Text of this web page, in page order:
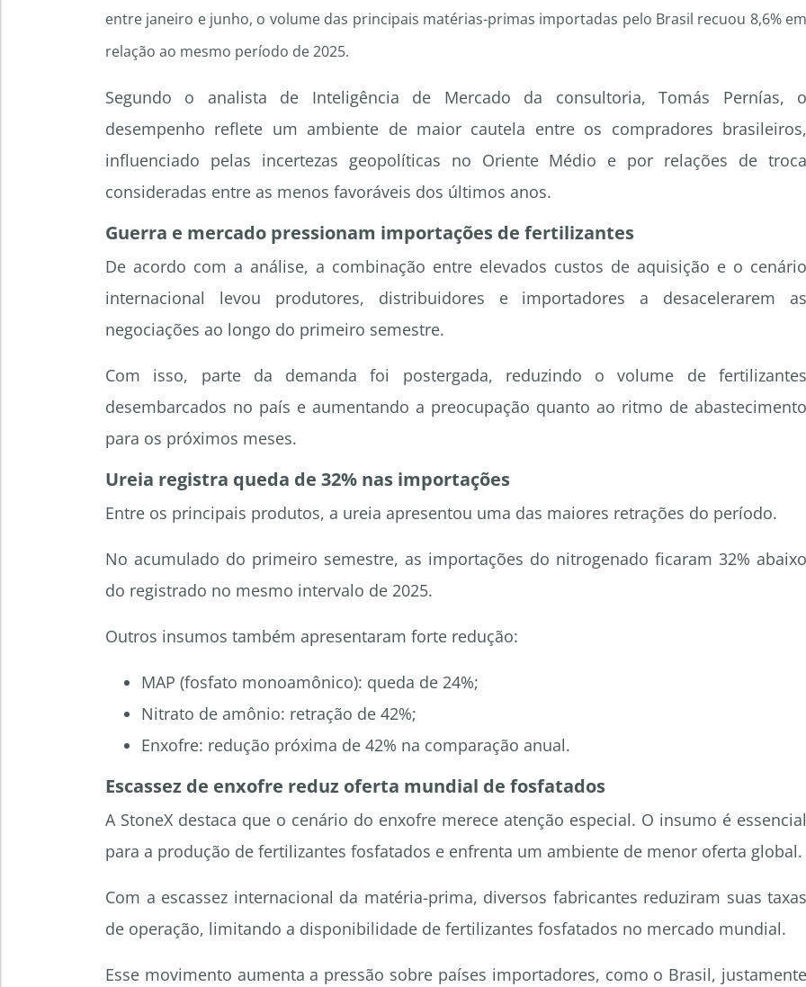
entre janeiro e junho, o volume das principais matérias-primas importadas pelo Brasil recuou 8,6% em
relação ao mesmo período de 2025.
Segundo o analista de Inteligência de Mercado da consultoria, Tomás Pernías, o
desempenho reflete um ambiente de maior cautela entre os compradores brasileiros,
influenciado pelas incertezas geopolíticas no Oriente Médio e por relações de troca
consideradas entre as menos favoráveis dos últimos anos.
Guerra e mercado pressionam importações de fertilizantes
De acordo com a análise, a combinação entre elevados custos de aquisição e o cenário
internacional levou produtores, distribuidores e importadores a desacelerarem as
negociações ao longo do primeiro semestre.
Com isso, parte da demanda foi postergada, reduzindo o volume de fertilizantes
desembarcados no país e aumentando a preocupação quanto ao ritmo de abastecimento
para os próximos meses.
Ureia registra queda de 32% nas importações
Entre os principais produtos, a ureia apresentou uma das maiores retrações do período.
No acumulado do primeiro semestre, as importações do nitrogenado ficaram 32% abaixo
do registrado no mesmo intervalo de 2025.
Outros insumos também apresentaram forte redução:
MAP (fosfato monoamônico): queda de 24%;
Nitrato de amônio: retração de 42%;
Enxofre: redução próxima de 42% na comparação anual.
Escassez de enxofre reduz oferta mundial de fosfatados
A StoneX destaca que o cenário do enxofre merece atenção especial. O insumo é essencial
para a produção de fertilizantes fosfatados e enfrenta um ambiente de menor oferta global.
Com a escassez internacional da matéria-prima, diversos fabricantes reduziram suas taxas
de operação, limitando a disponibilidade de fertilizantes fosfatados no mercado mundial.
Esse movimento aumenta a pressão sobre países importadores, como o Brasil, justamente